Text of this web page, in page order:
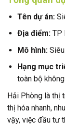
Tên dự án:
Địa điểm:TP
Mô hình:Siêu
Hạng mục
toàn bộ
Hải Phòng là thị
thị hóa nhanh,
vậy, việc đầu tư